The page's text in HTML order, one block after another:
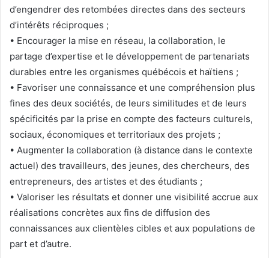
d’engendrer des retombées directes dans des secteurs
d’intérêts réciproques ;
• Encourager la mise en réseau, la collaboration, le
partage d’expertise et le développement de partenariats
durables entre les organismes québécois et haïtiens ;
• Favoriser une connaissance et une compréhension plus
fines des deux sociétés, de leurs similitudes et de leurs
spécificités par la prise en compte des facteurs culturels,
sociaux, économiques et territoriaux des projets ;
• Augmenter la collaboration (à distance dans le contexte
actuel) des travailleurs, des jeunes, des chercheurs, des
entrepreneurs, des artistes et des étudiants ;
• Valoriser les résultats et donner une visibilité accrue aux
réalisations concrètes aux fins de diffusion des
connaissances aux clientèles cibles et aux populations de
part et d’autre.